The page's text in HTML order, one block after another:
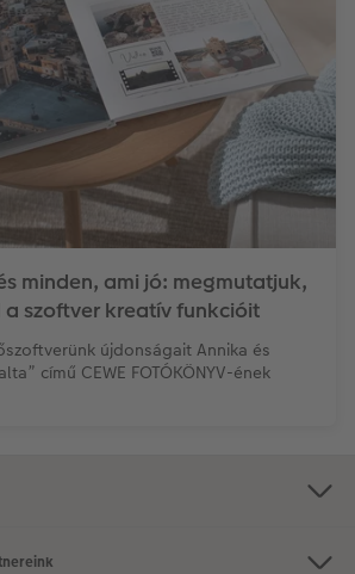
minden, ami jó: megmutatjuk,
szoftver kreatív funkcióit
újdonságait Annika és
című CEWE FOTÓKÖNYV-ének